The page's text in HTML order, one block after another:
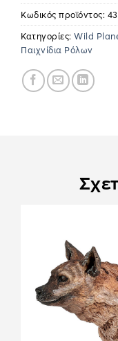
Κωδικός προϊόντος:
Κατηγορίες: Wild
Παιχνίδια Ρόλων